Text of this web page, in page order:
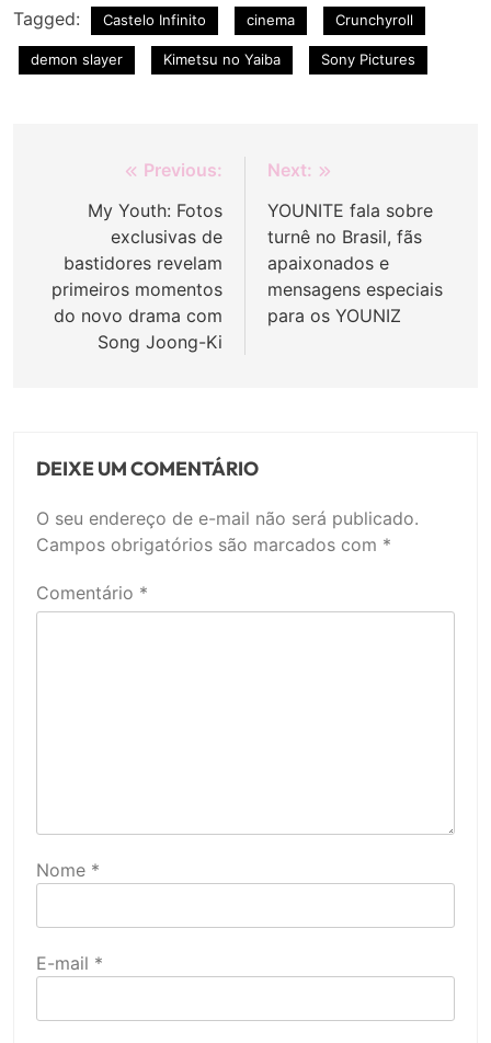
Tagged: Castelo Infinito cinema Crunchyroll
demon slayer Kimetsu no Yaiba Sony Pictures
Navegação
Post
Previous:
My Youth: Fotos
exclusivas de
bastidores revelam
primeiros momentos
do novo drama com
Song Joong-Ki
Next:
YOUNITE fala sobre
turnê no Brasil, fãs
apaixonados e
mensagens especiais
para os YOUNIZ
DEIXE UM COMENTÁRIO
O seu endereço de e-mail não será publicado.
Campos obrigatórios são marcados com *
Comentário *
Nome *
E-mail *